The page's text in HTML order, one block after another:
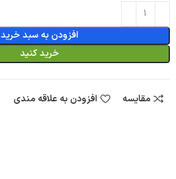
افزودن به سبد خرید
خرید کنید
مقایسه افزودن به علاقه مندی